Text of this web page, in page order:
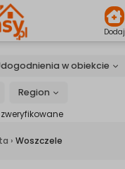
Dodaj
w obiekcie
Region
› Woszczele